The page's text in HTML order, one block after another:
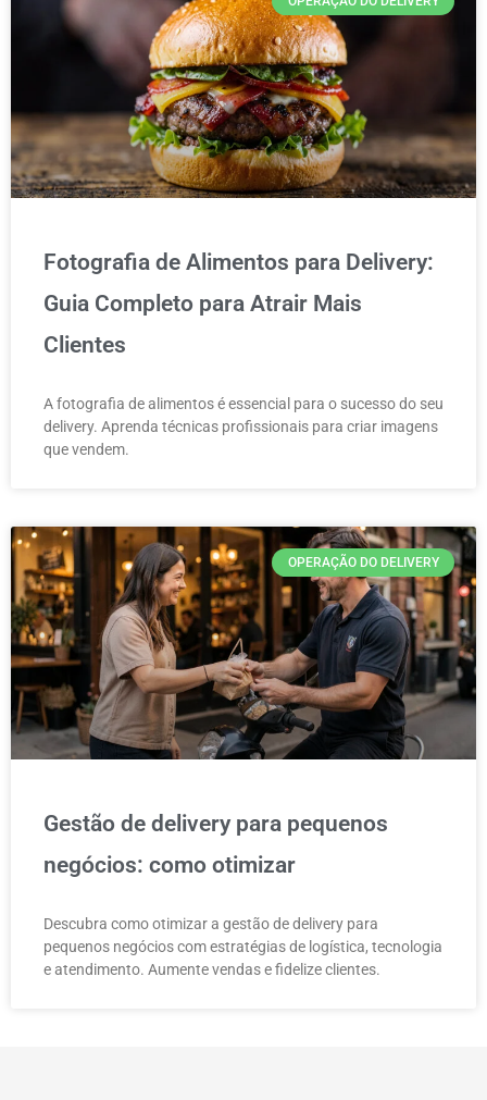
Fotografia de Alimentos para Delivery:
Guia Completo para Atrair Mais
Clientes
A fotografia de alimentos é essencial para o sucesso do seu
delivery. Aprenda técnicas profissionais para criar imagens
que vendem.
OPERAÇÃO DO DELIVERY
Gestão de delivery para pequenos
negócios: como otimizar
Descubra como otimizar a gestão de delivery para
pequenos negócios com estratégias de logística, tecnologia
e atendimento. Aumente vendas e fidelize clientes.